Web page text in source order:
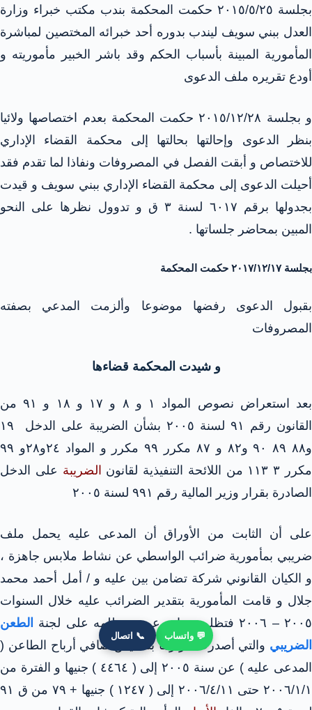
بجلسة ۲۰۱٥/٥/٢٥ حكمت المحكمة بندب مكتب خبراء وزارة
العدل ببني سويف ليندب بدوره أحد خبرائه المختصين لمباشرة
المأمورية المبينة بأسباب الحكم وقد باشر الخبير مأموريته و
أودع تقريره ملف الدعوى
و بجلسة ۲۰۱٥/١٢/٢٨ حكمت المحكمة بعدم اختصاصها ولائيا
بنظر الدعوى وإحالتها بحالتها إلى محكمة القضاء الإداري
للاختصاص و أبقت الفصل في المصروفات ونفاذا لما تقدم فقد
أحيلت الدعوى إلى محكمة القضاء الإداري ببني سويف و قیدت
بجدولها برقم ٦٠١٧ لسنة ٣ ق و تدوول نظرها على النحو
المبين بمحاضر جلساتها .
بجلسة ۲۰۱۷/۱۲/۱۷ حكمت المحكمة
بقبول الدعوى رفضها موضوعا وألزمت المدعي بصفته
المصروفات
و شيدت المحكمة قضاءها
بعد استعراض نصوص المواد ۱ و ۸ و ۱۷ و ۱۸ و ۹۱ من
القانون رقم ۹۱ لسنة ٢٠٠٥ بشأن الضريبة على الدخل ۱۹
و۸۸ ۸۹ ۹۰ و۸۲ و ۸۷ مکرر ۹۹ مکرر و المواد ٢٤و۲۸و ۹۹
مکرر ۳ ۱۱۳ من اللائحة التنفيذية لقانون
الضريبة على الدخل
الصادرة بقرار وزير المالية رقم ۹۹۱ لسنة ۲۰۰٥
على أن الثابت من الأوراق أن المدعى عليه يحمل ملف
ضريبي بمأمورية ضرائب الواسطي عن نشاط ملابس جاهزة ،
و الكيان القانوني شركة تضامن بين عليه و / أمل أحمد محمد
جلال و قامت المأمورية بتقدير الضرائب عليه خلال السنوات
٢٠٠٥ – ٢٠٠٦ فتظلم منها و عرض تظلمه على لجنة
الطعن
الضريبي والتي أصدرت قرارها بتخفيض صافي أرباح الطاعن (
المدعى عليه ) عن سنة ۲۰۰٥ إلى ( ٤٤٦٤ ) جنيها و الفترة من
۲۰۰٦/١/١ حتى ٢٠٠٦/٤/١١ إلى ( ١٢٤٧ ) جنيها + ۷۹ من ق ٩١
💬 واتساب 📞 اتصال